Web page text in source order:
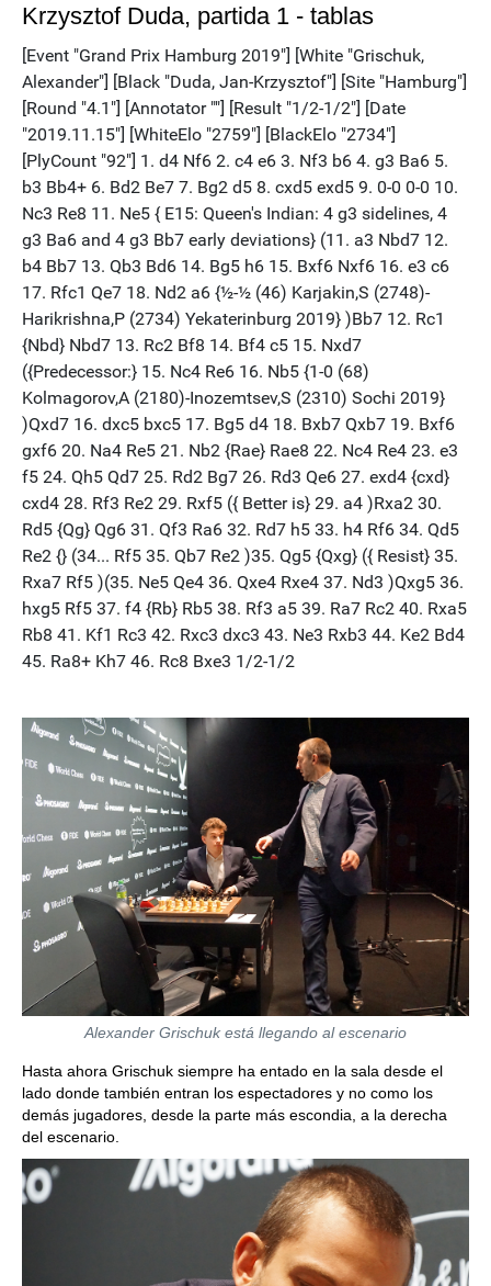
Krzysztof Duda, partida 1 - tablas
Alexander Grischuk está llegando al escenario
Hasta ahora Grischuk siempre ha entado en la sala desde el
lado donde también entran los espectadores y no como los
demás jugadores, desde la parte más escondia, a la derecha
del escenario.